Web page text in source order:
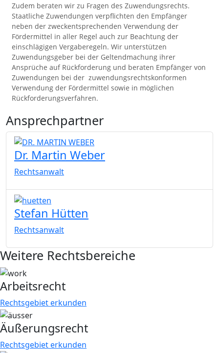
Zudem beraten wir zu Fragen des Zuwendungsrechts.
Staatliche Zuwendungen verpflichten den Empfänger
neben der zweckentsprechenden Verwendung der
Fördermittel in aller Regel auch zur Beachtung der
einschlägigen Vergaberegeln. Wir unterstützen
Zuwendungsgeber bei der Geltendmachung ihrer
Ansprüche auf Rückforderung und beraten Empfänger von
Zuwendungen bei der zuwendungsrechtskonformen
Verwendung der Fördermittel sowie in möglichen
Rückforderungsverfahren.
Ansprechpartner
Dr. Martin Weber
Rechtsanwalt
Stefan Hütten
Rechtsanwalt
Weitere Rechtsbereiche
Arbeitsrecht
Rechtsgebiet erkunden
Äußerungsrecht
Rechtsgebiet erkunden